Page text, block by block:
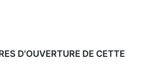
D'OUVERTURE DE CETTE